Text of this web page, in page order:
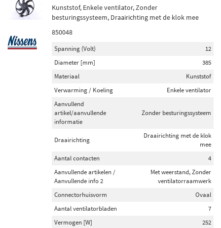
Kunststof, Enkele ventilator, Zonder
besturingssysteem, Draairichting met de klok mee
850048
Spanning (Volt)
12
Diameter [mm]
385
Materiaal
Kunststof
Verwarming / Koeling
Enkele ventilator
Aanvullend
artikel/aanvullende
informatie
Zonder besturingssysteem
Draairichting
Draairichting met de klok
mee
Aantal contacten
4
Aanvullende artikelen /
Aanvullende info 2
Met weerstand, Zonder
ventilatorraamwerk
Connectorhuisvorm
Ovaal
Aantal ventilatorbladen
7
Vermogen [W]
252